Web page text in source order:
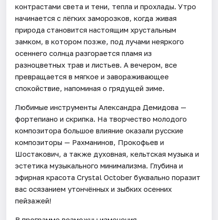
контрастами света и тени, тепла и прохлады. Утро
начинается с лёгких заморозков, когда живая
природа становится настоящим хрустальным
замком, в котором позже, под лучами неяркого
осеннего солнца разгорается пламя из
разноцветных трав и листьев. А вечером, все
превращается в мягкое и завораживающее
спокойствие, напоминая о грядущей зиме.
Любимые инструменты Александра Демидова —
фортепиано и скрипка. На творчество молодого
композитора большое влияние оказали русские
композиторы — Рахманинов, Прокофьев и
Шостакович, а также духовная, кельтская музыка и
эстетика музыкального минимализма. Глубина и
эфирная красота Crystal October буквально поразит
вас осязанием утончённых и зыбких осенних
пейзажей!